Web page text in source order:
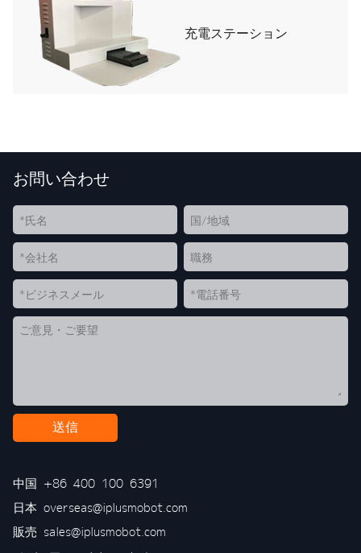
充電ステーション
お問い合わせ
送信
中国 +86 400 100 6391
日本 overseas@iplusmobot.com
販売 sales@iplusmobot.com